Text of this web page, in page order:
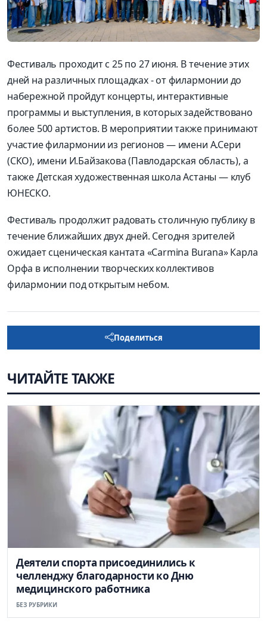
Фестиваль проходит с 25 по 27 июня. В течение этих
дней на различных площадках - от филармонии до
набережной пройдут концерты, интерактивные
программы и выступления, в которых задействовано
более 500 артистов. В мероприятии также принимают
участие филармонии из регионов — имени А.Сери
(СКО), имени И.Байзакова (Павлодарская область), а
также Детская художественная школа Астаны — клуб
ЮНЕСКО.
Фестиваль продолжит радовать столичную публику в
течение ближайших двух дней. Сегодня зрителей
ожидает сценическая кантата «Carmina Burana» Карла
Орфа в исполнении творческих коллективов
филармонии под открытым небом.
Поделиться
ЧИТАЙТЕ ТАКЖЕ
Деятели спорта присоединились к
челленджу благодарности ко Дню
медицинского работника
БЕЗ РУБРИКИ